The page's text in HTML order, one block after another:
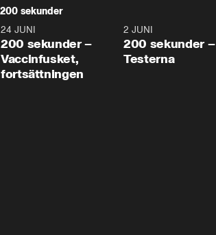
200 sekunder
5:00
24 JUNI
200 sekunder –
Vaccinfusket,
fortsättningen
2 JUNI
200 sekunder –
Testerna